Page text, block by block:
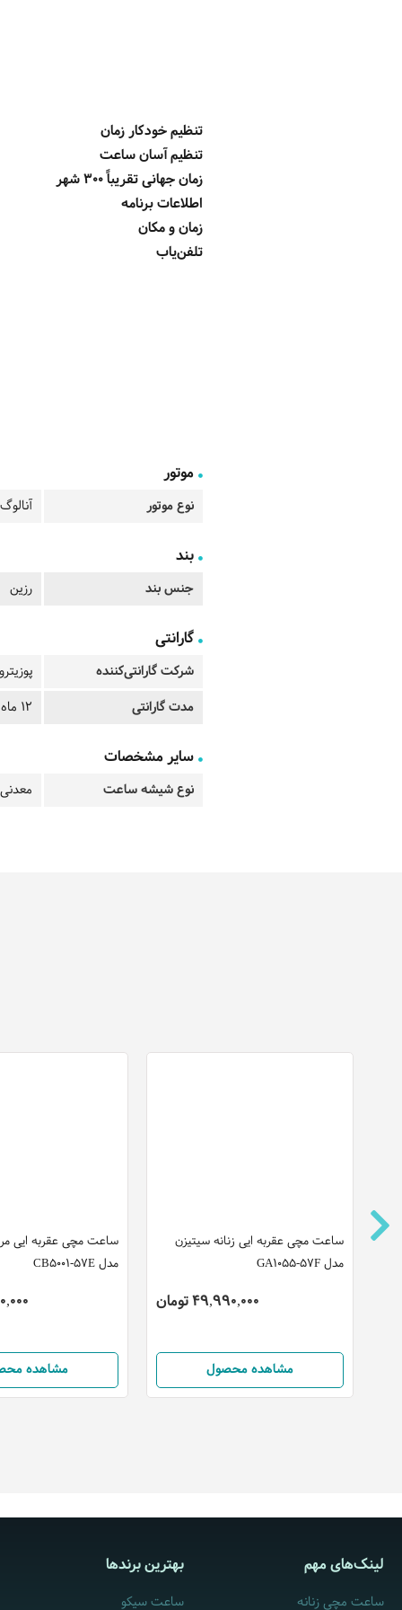
تنظیم خودکار زمان
تنظیم آسان ساعت
زمان جهانی تقریباً 300 شهر
اطلاعات برنامه
زمان و مکان
تلفن‌یاب
موتور
نوع موتور
بند
جنس بند رزین
گارانتی
شرکت گارانتی‌کننده
مدت گارانتی
12 ماه
سایر مشخصات
نوع شیشه ساعت معدنی
ساعت مچی عقربه ایی
مدل CB5001-57E
مشاهده
ساعت مچی عقربه ایی زنانه سیتیزن
مدل GA1055-57F
49,990,000 تومان
مشاهده محصول
لینک‌های مهم
ساعت مچی زنانه
بهترین برندها
ساعت سیکو